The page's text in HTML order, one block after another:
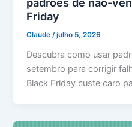
Friday
Claude/julho 5, 2026
Descubra como usar
setembro para corrigir
Black Friday custe caro